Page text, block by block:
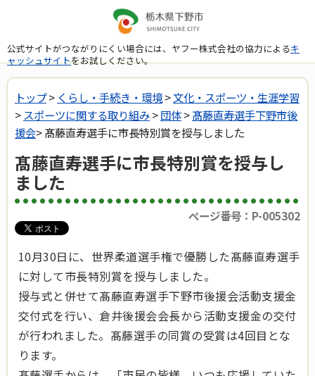
公式サイトがつながりにくい場合には、ヤフー株式会社の協力によるキ
ャッシュサイトをお試しください。
トップ> くらし・手続き・環境>文化・スポーツ・生涯学習
> スポーツに関する取り組み>団体>髙藤直寿選手下野市後
援会> 髙藤直寿選手に市長特別賞を授与しました
髙藤直寿選手に市長特別賞を授与し
ました
ページ番号：P-005302
10月30日に、世界柔道選手権で優勝した髙藤直寿選手
に対して市長特別賞を授与しました。
授与式と併せて髙藤直寿選手下野市後援会活動支援金
交付式を行い、倉井後援会会長から活動支援金の交付
が行われました。髙藤選手の同賞の受賞は4回目とな
ります。